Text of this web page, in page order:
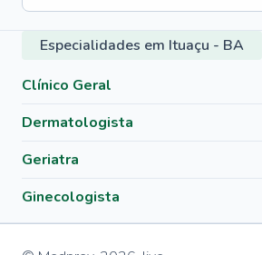
Especialidades em Ituaçu - BA
Clínico Geral
Dermatologista
Geriatra
Ginecologista